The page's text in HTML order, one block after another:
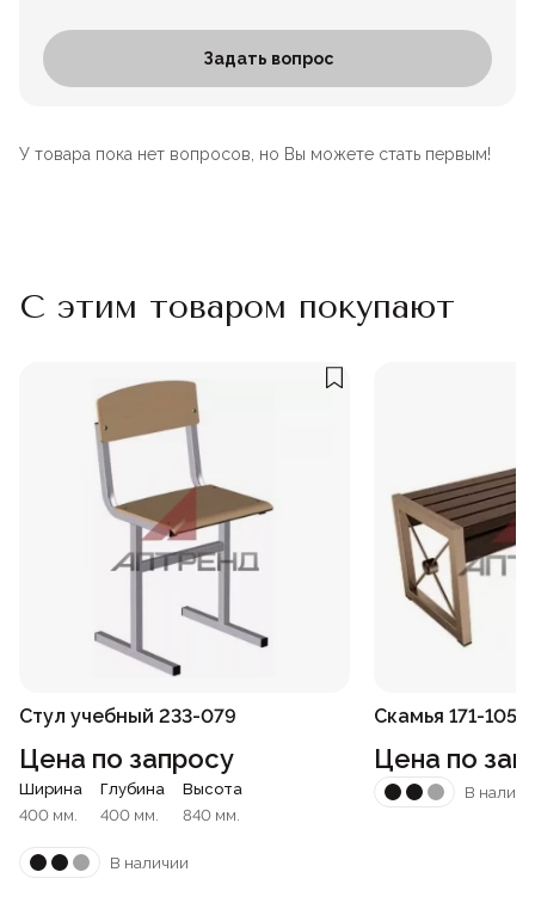
Задать вопрос
У товара пока нет вопросов, но Вы можете стать первым!
С этим товаром покупают
Стул учебный 233-079
Цена по запросу
Ширина
400 мм.
Глубина
400 мм.
Высота
840 мм.
В наличии
Скамья 171-105
Цена по
В